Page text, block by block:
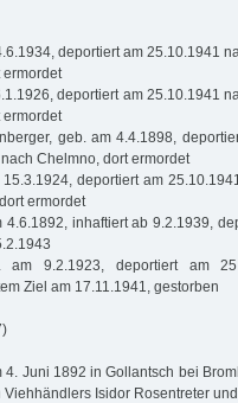
deportiert am 25.10.1941
ermordet
deportiert am 25.10.1941
ermordet
geb. am 4.4.1898,
Chelmno, dort ermordet
deportiert am
ermordet
inhaftiert ab 9.2.1939,
9.2.1923, deportiert am
Ziel am 17.11.1941, gestorben
Juni 1892 in Gollantsch bei
Isidor Rosentreter